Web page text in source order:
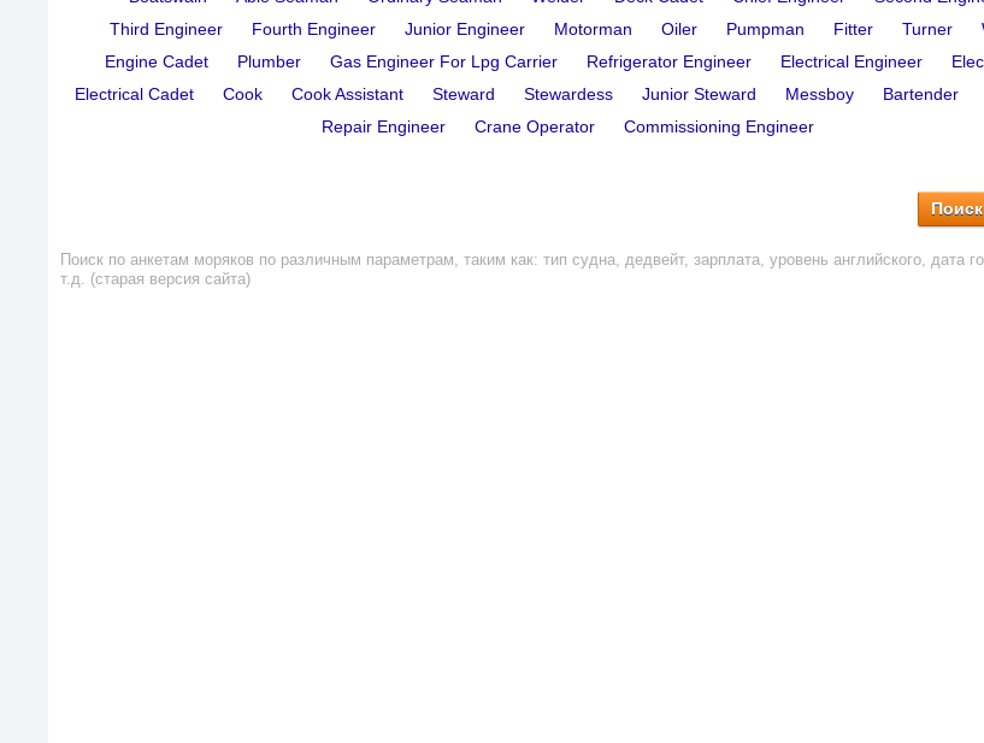
Third Engineer
Fourth Engineer Junior Engineer Motorman Oiler Pumpman Fitter Turner
Engine Cadet
Plumber Gas Engineer For Lpg Carrier Refrigerator Engineer Electrical Engineer
Electrical Cadet
Cook Cook Assistant Steward Stewardess Junior Steward Messboy Bartender
Repair Engineer
Crane Operator Commissioning Engineer
Поиск по анкетам моряков по различным параметрам, таким как: тип судна, дедвейт, зарплата, уровень английского, дата
т.д. (старая версия сайта)